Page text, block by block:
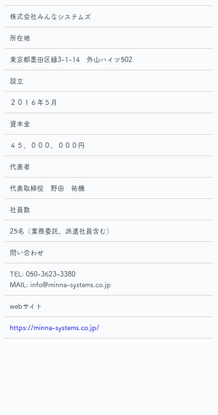
株式会社みんなシステムズ
所在地
東京都墨田区緑3-1-14 外山ハイツ502
設立
２０１６年５月
資本金
４５，０００，０００円
代表者
代表取締役 野田 祐機
社員数
25名（業務委託、派遣社員含む）
問い合わせ
TEL: 050-3623-3380
MAIL: info@minna-systems.co.jp
webサイト
https://minna-systems.co.jp/